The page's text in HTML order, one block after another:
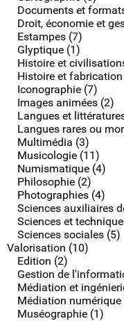
Documents et
Droit, économie et
Estampes (7)
Glyptique (1)
Histoire et
Histoire et
Iconographie (7)
Images animées (2)
Langues et
Langues rares ou
Multimédia (3)
Musicologie (11)
Numismatique (4)
Philosophie (2)
Photographies (4)
Sciences auxiliaires
Sciences et
Sciences sociales (5)
Valorisation (10)
Edition (2)
Gestion de
Médiation et
Médiation numérique
Muséographie (1)